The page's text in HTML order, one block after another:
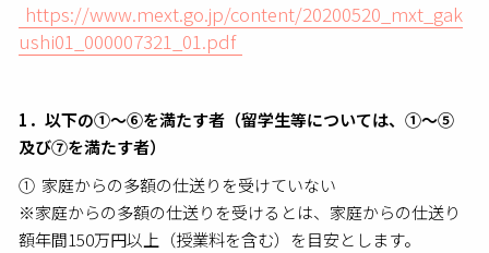
https://www.mext.go.jp/content/20200520_mxt_gak
ushi01_000007321_01.pdf
1．以下の①～⑥を満たす者（留学生等については、①～⑤
及び⑦を満たす者）
① 家庭からの多額の仕送りを受けていない
※家庭からの多額の仕送りを受けるとは、家庭からの仕送り
額年間150万円以上（授業料を含む）を目安とします。